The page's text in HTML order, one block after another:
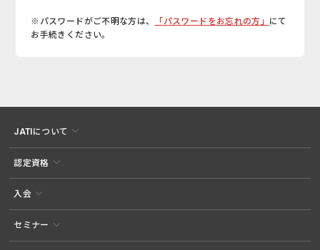
※パスワードがご不明な方は、 「パスワードをお忘れの方」 にて
お手続きください。
JATIについて
認定資格
入会
セミナー